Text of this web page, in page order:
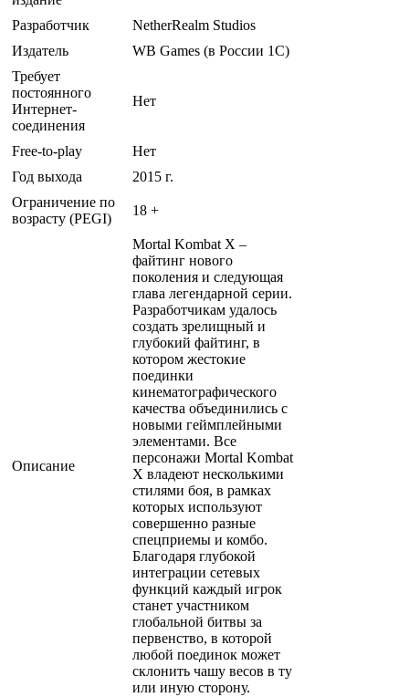
Разработчик
NetherRealm Studios
Издатель
WB Games (в России 1C)
Требует
постоянного
Интернет-
соединения
Нет
Free-to-play
Нет
Год выхода
2015 г.
Ограничение по
возрасту (PEGI)
18 +
Описание
Mortal Kombat X –
файтинг нового
поколения и следующая
глава легендарной серии.
Разработчикам удалось
создать зрелищный и
глубокий файтинг, в
котором жестокие
поединки
кинематографического
качества объединились с
новыми геймплейными
элементами. Все
персонажи Mortal Kombat
X владеют несколькими
стилями боя, в рамках
которых используют
совершенно разные
спецприемы и комбо.
Благодаря глубокой
интеграции сетевых
функций каждый игрок
станет участником
глобальной битвы за
первенство, в которой
любой поединок может
склонить чашу весов в ту
или иную сторону.